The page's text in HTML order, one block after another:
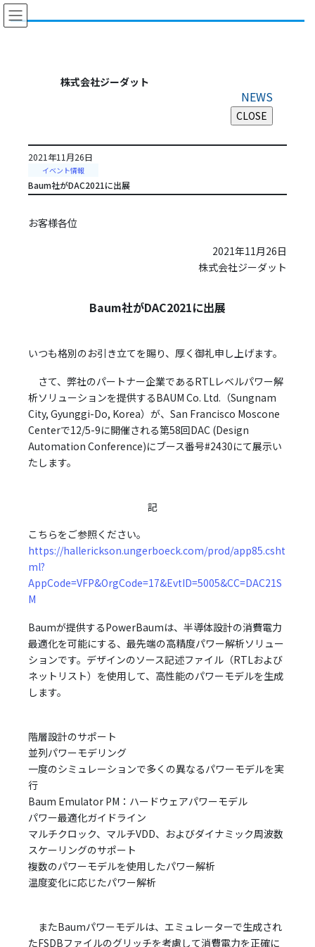
コ
ン
ナ
ビ
株式会社ジーダット
NEWS
2021年11月26日
イベント情報
Baum社がDAC2021に出展
お客様各位
2021年11月26日
株式会社ジーダット
Baum社がDAC2021に出展
いつも格別のお引き立てを賜り、厚く御礼申し上げます。
さて、弊社のパートナー企業であるRTLレベルパワー解
析ソリューションを提供するBAUM Co. Ltd.（Sungnam
City, Gyunggi-Do, Korea）が、San Francisco Moscone
Centerで12/5-9に開催される第58回DAC (Design
Automation Conference)にブース番号#2430にて展示い
たします。
記
こちらをご参照ください。
https://hallerickson.ungerboeck.com/prod/app85.csht
ml?
AppCode=VFP&OrgCode=17&EvtID=5005&CC=DAC21S
M
Baumが提供するPowerBaumは、半導体設計の消費電力
最適化を可能にする、最先端の高精度パワー解析ソリュー
ションです。デザインのソース記述ファイル（RTLおよび
ネットリスト）を使用して、高性能のパワーモデルを生成
します。
階層設計のサポート
並列パワーモデリング
一度のシミュレーションで多くの異なるパワーモデルを実
行
Baum Emulator PM：ハードウェアパワーモデル
パワー最適化ガイドライン
マルチクロック、マルチVDD、およびダイナミック周波数
スケーリングのサポート
複数のパワーモデルを使用したパワー解析
温度変化に応じたパワー解析
またBaumパワーモデルは、エミュレーターで生成され
たFSDBファイルのグリッチを考慮して消費電力を正確に